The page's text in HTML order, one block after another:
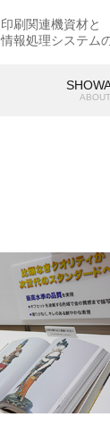
印刷関連機資材と
情報処理システム
SHOWAの考え